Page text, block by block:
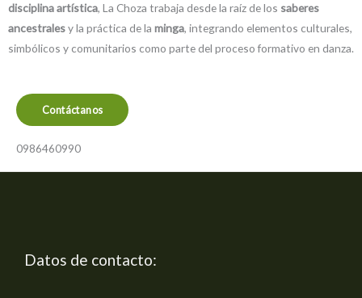
disciplina artística, La Choza trabaja desde la raíz de los saberes
ancestralesy la práctica de la minga, integrando elementos culturales,
simbólicos y comunitarios como parte del proceso formativo en danza.
Contáctanos
0986460990
Datos de contacto: